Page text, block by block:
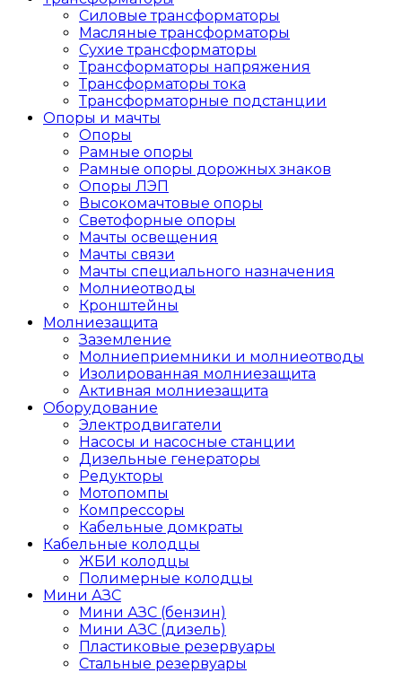
Силовые трансформаторы
Масляные трансформаторы
Сухие трансформаторы
Трансформаторы напряжения
Трансформаторы тока
Трансформаторные подстанции
Опоры и мачты
Опоры
Рамные опоры
Рамные опоры дорожных знаков
Опоры ЛЭП
Высокомачтовые опоры
Светофорные опоры
Мачты освещения
Мачты связи
Мачты специального назначения
Молниеотводы
Кронштейны
Молниезащита
Заземление
Молниеприемники и молниеотводы
Изолированная молниезащита
Активная молниезащита
Оборудование
Электродвигатели
Насосы и насосные станции
Дизельные генераторы
Редукторы
Мотопомпы
Компрессоры
Кабельные домкраты
Кабельные колодцы
ЖБИ колодцы
Полимерные колодцы
Мини АЗС
Мини АЗС (бензин)
Мини АЗС (дизель)
Пластиковые резервуары
Стальные резервуары